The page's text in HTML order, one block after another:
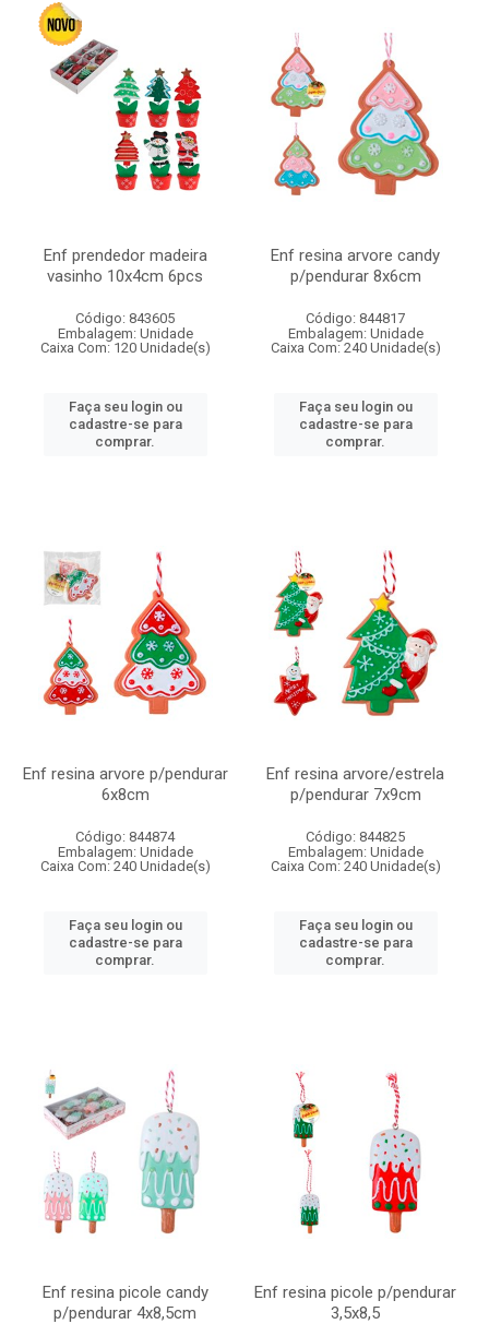
Enf prendedor madeira
vasinho 10x4cm 6pcs
Código: 843605
Embalagem: Unidade
Caixa Com: 120 Unidade(s)
Faça seu login ou
cadastre-se para
comprar.
Enf resina arvore candy
p/pendurar 8x6cm
Código: 844817
Embalagem: Unidade
Caixa Com: 240 Unidade(s)
Faça seu login ou
cadastre-se para
comprar.
Enf resina arvore p/pendurar
6x8cm
Código: 844874
Embalagem: Unidade
Caixa Com: 240 Unidade(s)
Faça seu login ou
cadastre-se para
comprar.
Enf resina arvore/estrela
p/pendurar 7x9cm
Código: 844825
Embalagem: Unidade
Caixa Com: 240 Unidade(s)
Faça seu login ou
cadastre-se para
comprar.
Enf resina picole candy
p/pendurar 4x8,5cm
Enf resina picole p/pendurar
3,5x8,5